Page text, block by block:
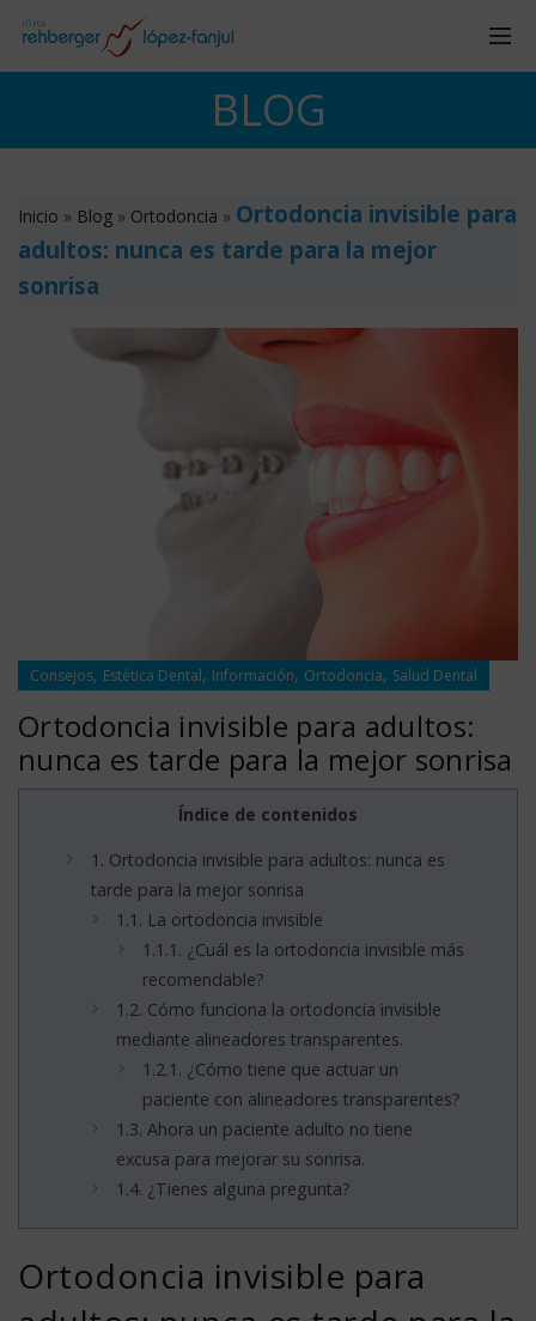
BLOG
Inicio » Blog » Ortodoncia » Ortodoncia invisible para
adultos: nunca es tarde para la mejor
sonrisa
Consejos, Estética Dental, Información, Ortodoncia, Salud Dental
Ortodoncia invisible para adultos:
nunca es tarde para la mejor sonrisa
Índice de contenidos
1. Ortodoncia invisible para adultos: nunca es
tarde para la mejor sonrisa
1.1. La ortodoncia invisible
1.1.1. ¿Cuál es la ortodoncia invisible más
recomendable?
1.2. Cómo funciona la ortodoncia invisible
mediante alineadores transparentes.
1.2.1. ¿Cómo tiene que actuar un
paciente con alineadores transparentes?
1.3. Ahora un paciente adulto no tiene
excusa para mejorar su sonrisa.
1.4. ¿Tienes alguna pregunta?
Ortodoncia invisible para